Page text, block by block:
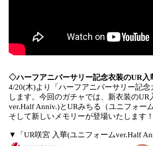
◇ハーフアニバーサリー記念衣装のUR入
4/20(木)より「ハーフアニバーサリー記念
します。今回のガチャでは、新衣装のUR
ver.Half Anniv.)とURみちる（ユニフォー
そして新しいメモリーが登場いたします！
▼「UR咲宮 入華(ユニフォームver.Half